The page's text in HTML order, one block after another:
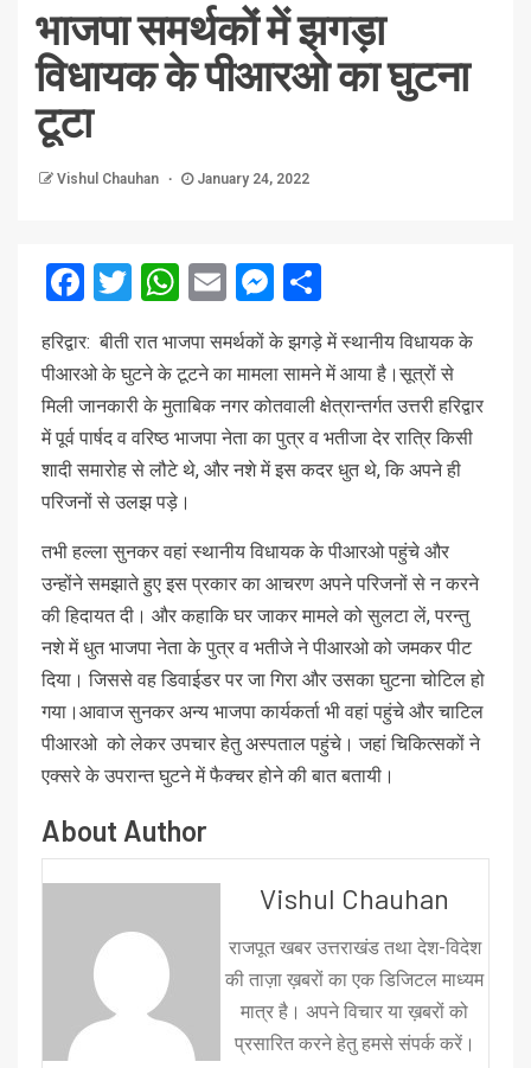
भाजपा समर्थकों में झगड़ा
विधायक के पीआरओ का घुटना
टूटा
Vishul Chauhan January 24, 2022
Facebook
Twitter
WhatsApp
EmailMessenger
हरिद्वार: बीती रात भाजपा समर्थकों के झगड़े में स्थानीय विधायक के
पीआरओ के घुटने के टूटने का मामला सामने में आया है।सूत्रों से
मिली जानकारी के मुताबिक नगर कोतवाली क्षेत्रान्तर्गत उत्तरी हरिद्वार
में पूर्व पार्षद व वरिष्ठ भाजपा नेता का पुत्र व भतीजा देर रात्रि किसी
शादी समारोह से लौटे थे, और नशे में इस कदर धुत थे, कि अपने ही
परिजनों से उलझ पड़े।
तभी हल्ला सुनकर वहां स्थानीय विधायक के पीआरओ पहुंचे और
उन्होंने समझाते हुए इस प्रकार का आचरण अपने परिजनों से न करने
की हिदायत दी। और कहाकि घर जाकर मामले को सुलटा लें, परन्तु
नशे में धुत भाजपा नेता के पुत्र व भतीजे ने पीआरओ को जमकर पीट
दिया। जिससे वह डिवाईडर पर जा गिरा और उसका घुटना चोटिल हो
गया।आवाज सुनकर अन्य भाजपा कार्यकर्ता भी वहां पहुंचे और चाटिल
पीआरओ को लेकर उपचार हेतु अस्पताल पहुंचे। जहां चिकित्सकों ने
एक्सरे के उपरान्त घुटने में फैक्चर होने की बात बतायी।
About Author
Vishul Chauhan
राजपूत खबर उत्तराखंड तथा देश-विदेश
की ताज़ा ख़बरों का एक डिजिटल माध्यम
मात्र है। अपने विचार या ख़बरों को
प्रसारित करने हेतु हमसे संपर्क करें।